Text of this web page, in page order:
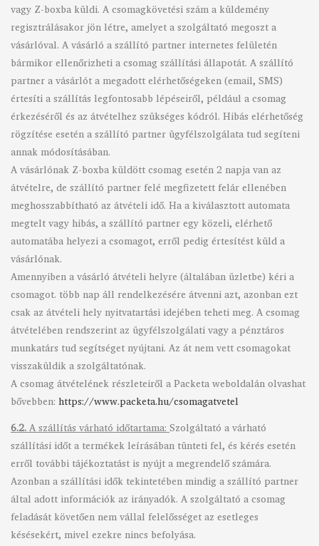
vagy Z-boxba küldi. A csomagkövetési szám a küldemény
regisztrálásakor jön létre, amelyet a szolgáltató megoszt a
vásárlóval. A vásárló a szállító partner internetes felületén
bármikor ellenőrizheti a csomag szállítási állapotát. A szállító
partner a vásárlót a megadott elérhetőségeken (email, SMS)
értesíti a szállítás legfontosabb lépéseiről, például a csomag
érkezéséről és az átvételhez szükséges kódról. Hibás elérhetőség
rögzítése esetén a szállító partner ügyfélszolgálata tud segíteni
annak módosításában.
A vásárlónak Z-boxba küldött csomag esetén 2 napja van az
átvételre, de szállító partner felé megfizetett felár ellenében
meghosszabbítható az átvételi idő. Ha a kiválasztott automata
megtelt vagy hibás, a szállító partner egy közeli, elérhető
automatába helyezi a csomagot, erről pedig értesítést küld a
vásárlónak.
Amennyiben a vásárló átvételi helyre (általában üzletbe) kéri a
csomagot. több nap áll rendelkezésére átvenni azt, azonban ezt
csak az átvételi hely nyitvatartási idejében teheti meg. A csomag
átvételében rendszerint az ügyfélszolgálati vagy a pénztáros
munkatárs tud segítséget nyújtani. Az át nem vett csomagokat
visszaküldik a szolgáltatónak.
A csomag átvételének részleteiről a Packeta weboldalán olvashat
bővebben: https://www.packeta.hu/csomagatvetel
6.2.A szállítás várható időtartama: Szolgáltató a várható
szállítási időt a termékek leírásában tünteti fel, és kérés esetén
erről további tájékoztatást is nyújt a megrendelő számára.
Azonban a szállítási idők tekintetében mindig a szállító partner
által adott információk az irányadók. A szolgáltató a csomag
feladását követően nem vállal felelősséget az esetleges
késésekért, mivel ezekre nincs befolyása.